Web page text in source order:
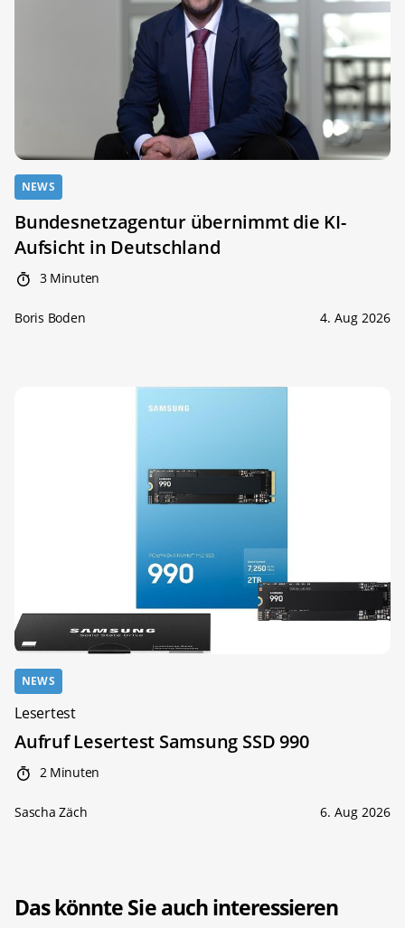
NEWS
Bundesnetzagentur übernimmt die KI-
Aufsicht in Deutschland
3 Minuten
Boris Boden 4. Aug 2026
NEWS
Lesertest
Aufruf Lesertest Samsung SSD 990
2 Minuten
Sascha Zäch 6. Aug 2026
Das könnte Sie auch interessieren